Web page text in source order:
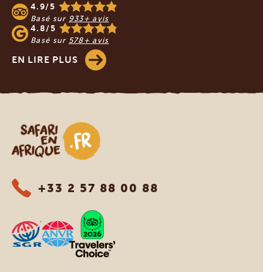
4.9/5
Basé sur 933+ avis
4.8/5
Basé sur 578+ avis
EN LIRE PLUS
Safari en Afrique
+33 2 57 88 00 88